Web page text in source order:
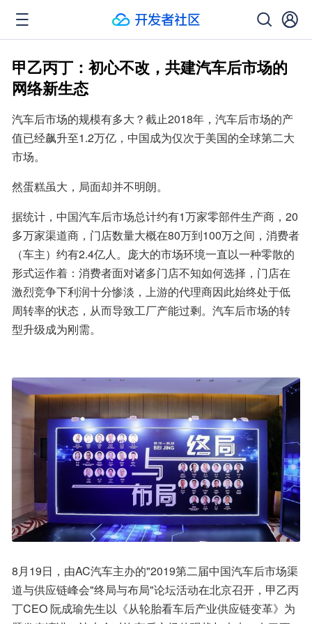
甲乙丙丁：初心不改，共建汽车后市场的
网络新生态
汽车后市场的规模有多大？截止2018年，汽车后市场的产
值已经飙升至1.2万亿，中国成为仅次于美国的全球第二大
市场。
然蛋糕虽大，局面却并不明朗。
据统计，中国汽车后市场总计约有1万家零部件生产商，20
多万家渠道商，门店数量大概在80万到100万之间，消费者
（车主）约有2.4亿人。庞大的市场环境一直以一种零散的
形式运作着：消费者面对诸多门店不知如何选择，门店在
激烈竞争下利润十分惨淡，上游的代理商因此始终处于低
周转率的状态，从而导致工厂产能过剩。汽车后市场的转
型升级成为刚需。
8月19日，由AC汽车主办的"2019第二届中国汽车后市场渠
道与供应链峰会"终局与布局"论坛活动在北京召开，甲乙丙
丁CEO 阮成瑜先生以《从轮胎看车后产业供应链变革》为